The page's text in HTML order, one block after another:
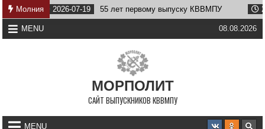
Skip
to
content
Молния
2026-07-19 55 лет первому выпуску КВВМПУ 2026-
MENU 08.08.2026
МОРПОЛИТ
САЙТ ВЫПУСКНИКОВ КВВМПУ
MENU